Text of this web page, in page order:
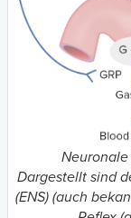
Dargestellt sind
(ENS) (auch